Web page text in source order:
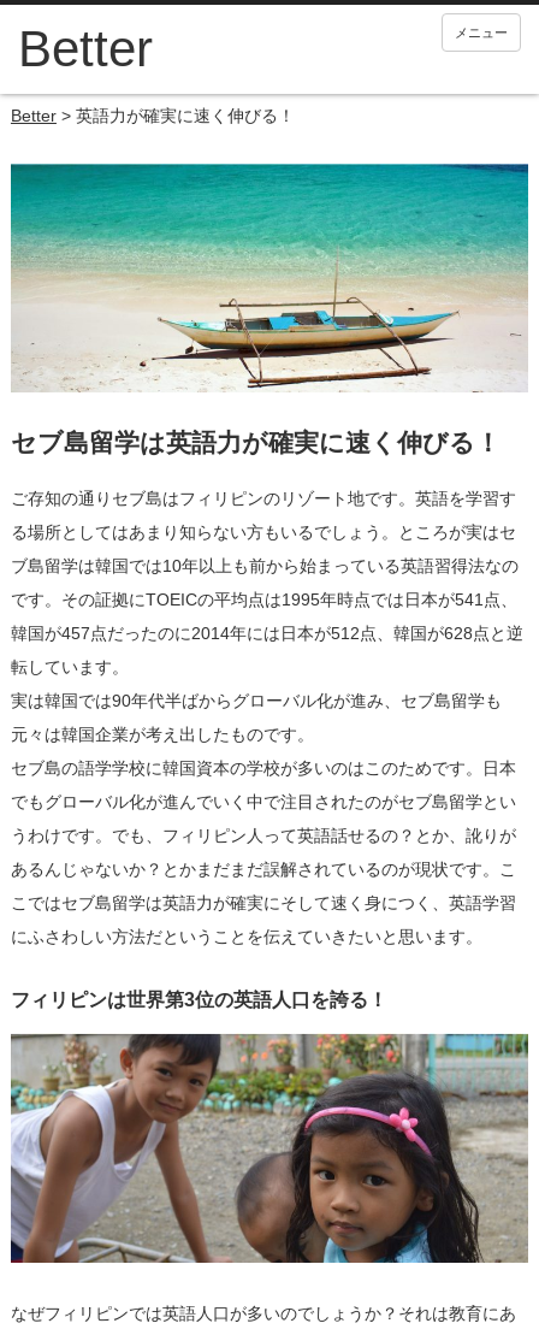
メニュー
Better> 英語力が確実に速く伸びる！
セブ島留学は英語力が確実に速く伸びる！
ご存知の通りセブ島はフィリピンのリゾート地です。英語を学習す
る場所としてはあまり知らない方もいるでしょう。ところが実はセ
ブ島留学は韓国では10年以上も前から始まっている英語習得法なの
です。その証拠にTOEICの平均点は1995年時点では日本が541 点、
韓国が457点だったのに2014年には日本が512点、韓国が628点と逆
転しています。
実は韓国では90年代半ばからグローバル化が進み、セブ島留学も
元々は韓国企業が考え出したものです。
セブ島の語学学校に韓国資本の学校が多いのはこのためです。日本
でもグローバル化が進んでいく中で注目されたのがセブ島留学とい
うわけです。でも、フィリピン人って英語話せるの？とか、訛りが
あるんじゃないか？とかまだまだ誤解されているのが現状です。こ
こではセブ島留学は英語力が確実にそして速く身につく、英語学習
にふさわしい方法だということを伝えていきたいと思います。
フィリピンは世界第3位の英語人口を誇る！
なぜフィリピンでは英語人口が多いのでしょうか？それは教育にあ